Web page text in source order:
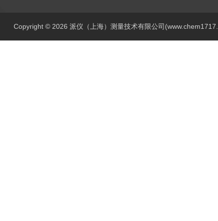
Copyright © 2026 派仪（上海）测量技术有限公司